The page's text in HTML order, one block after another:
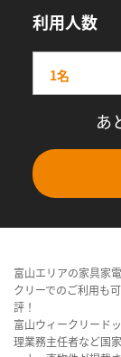
利用人数
あ
富山エリアの家具家
クリーでのご利用も
評！
富山ウィークリード
理業務主任者など国